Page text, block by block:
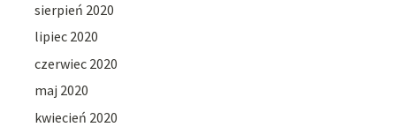
sierpień 2020
lipiec 2020
czerwiec 2020
maj 2020
kwiecień 2020